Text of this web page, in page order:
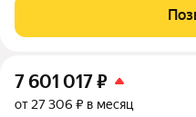
благоустроенные дворы без
комплексы, спортивные
7 601 017₽
от 27 306 ₽ в месяц